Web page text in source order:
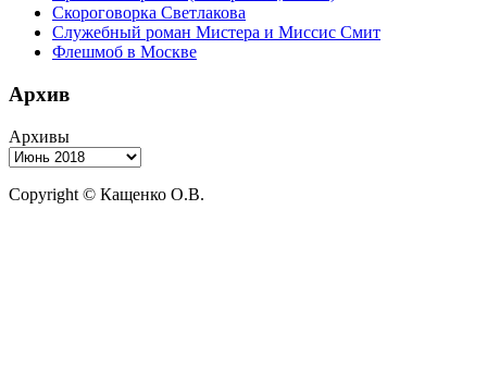
Скороговорка Светлакова
Служебный роман Мистера и Миссис Смит
Флешмоб в Москве
Архив
Архивы
Copyright © Кащенко О.В.